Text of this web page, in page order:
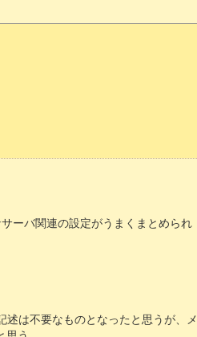
ーバ関連の設定がうまくまとめられ
述は不要なものとなったと思うが、メ